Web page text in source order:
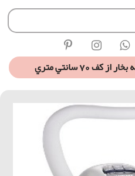
70 سانتي متري